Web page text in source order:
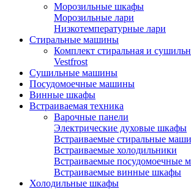
Морозильные шкафы
Морозильные лари
Низкотемпературные лари
Стиральные машины
Комплект стиральная и
Vestfrost
Сушильные машины
Посудомоечные машины
Винные шкафы
Встраиваемая техника
Варочные панели
Электрические духовые шкафы
Встраиваемые стиральные
Встраиваемые холодильники
Встраиваемые посудомоечные
Встраиваемые винные шкафы
Холодильные шкафы